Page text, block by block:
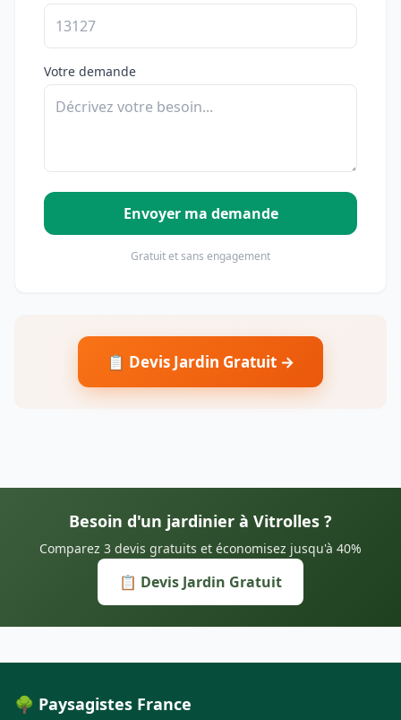
Votre demande
Envoyer ma demande
Gratuit et sans engagement
📋 Devis Jardin Gratuit →
Besoin d'un jardinier à Vitrolles ?
Comparez 3 devis gratuits et économisez jusqu'à 40%
📋 Devis Jardin Gratuit
🌳 Paysagistes France